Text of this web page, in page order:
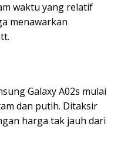
waktu yang relatif
menawarkan
Galaxy A02s mulai
dan putih. Ditaksir
harga tak jauh dari